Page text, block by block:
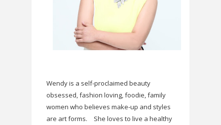
Wendy is a self-proclaimed beauty
obsessed, fashion loving, foodie, family
women who believes make-up and styles
are art forms.
She loves to live a healthy